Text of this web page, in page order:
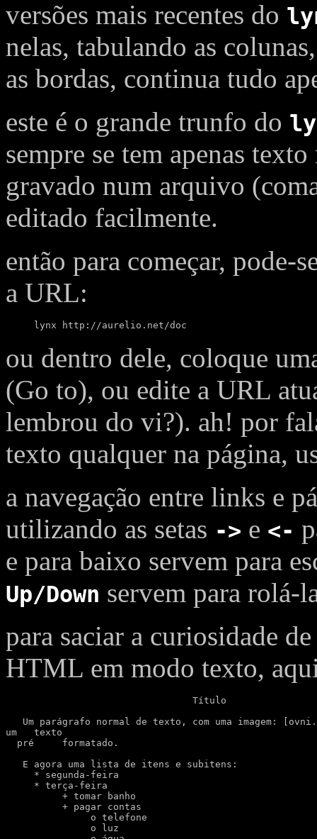
versões mais recentes do
nelas, tabulando as
as bordas, continua tudo
este é o grande trunfo do
sempre se tem apenas
gravado num arquivo
editado facilmente.
então para começar, pode-
a URL:
lynx http://aurelio.net/doc
ou dentro dele, coloque
(Go to), ou edite a URL
lembrou do vi?). ah! por
texto qualquer na página,
a navegação entre links e
utilizando as setas -> e <-
e para baixo servem para
Up/Down servem para rolá-
para saciar a curiosidade
HTML em modo texto,
Um parágrafo normal de texto, com uma imagem:
um   texto
  pré     formatado.
   E agora uma lista de itens e subitens:
     * segunda-feira
     * terça-feira
          + tomar banho
          + pagar contas
               o telefone
               o luz